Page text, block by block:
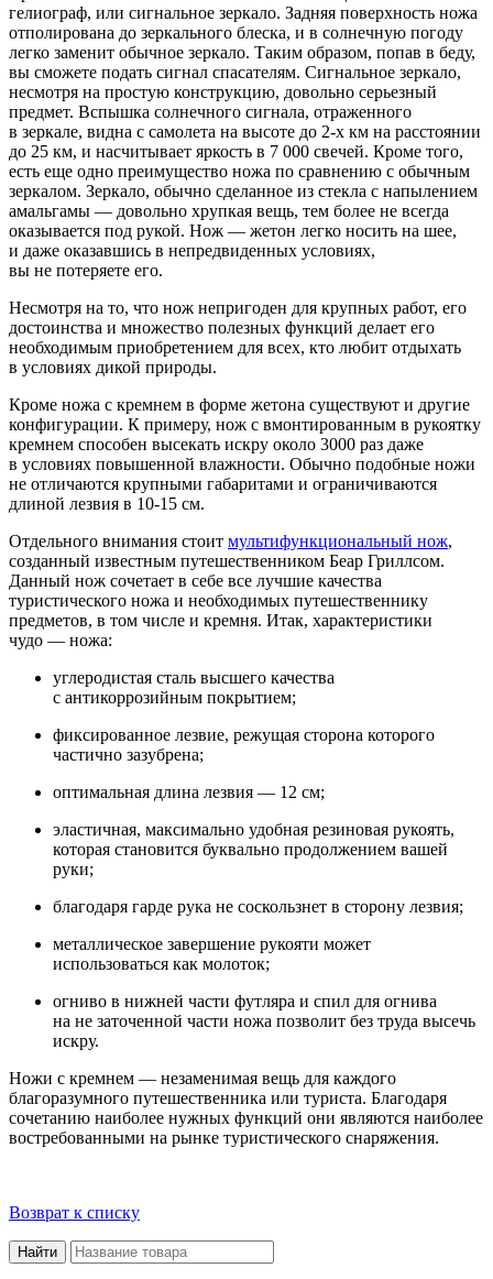
гелиограф, или сигнальное зеркало. Задняя поверхность ножа
отполирована до зеркального блеска, и в солнечную погоду
легко заменит обычное зеркало. Таким образом, попав в беду,
вы сможете подать сигнал спасателям. Сигнальное зеркало,
несмотря на простую конструкцию, довольно серьезный
предмет. Вспышка солнечного сигнала, отраженного
в зеркале, видна с самолета на высоте до 2-х км на расстоянии
до 25 км, и насчитывает яркость в 7 000 свечей. Кроме того,
есть еще одно преимущество ножа по сравнению с обычным
зеркалом. Зеркало, обычно сделанное из стекла с напылением
амальгамы — довольно хрупкая вещь, тем более не всегда
оказывается под рукой. Нож — жетон легко носить на шее,
и даже оказавшись в непредвиденных условиях,
вы не потеряете его.
Несмотря на то, что нож непригоден для крупных работ, его
достоинства и множество полезных функций делает его
необходимым приобретением для всех, кто любит отдыхать
в условиях дикой природы.
Кроме ножа с кремнем в форме жетона существуют и другие
конфигурации. К примеру, нож с вмонтированным в рукоятку
кремнем способен высекать искру около 3000 раз даже
в условиях повышенной влажности. Обычно подобные ножи
не отличаются крупными габаритами и ограничиваются
длиной лезвия в 10-15 см.
Отдельного внимания стоит мультифункциональный нож,
созданный известным путешественником Беар Гриллсом.
Данный нож сочетает в себе все лучшие качества
туристического ножа и необходимых путешественнику
предметов, в том числе и кремня. Итак, характеристики
чудо — ножа:
углеродистая сталь высшего качества
с антикоррозийным покрытием;
фиксированное лезвие, режущая сторона которого
частично зазубрена;
оптимальная длина лезвия — 12 см;
эластичная, максимально удобная резиновая рукоять,
которая становится буквально продолжением вашей
руки;
благодаря гарде рука не соскользнет в сторону лезвия;
металлическое завершение рукояти может
использоваться как молоток;
огниво в нижней части футляра и спил для огнива
на не заточенной части ножа позволит без труда высечь
искру.
Ножи с кремнем — незаменимая вещь для каждого
благоразумного путешественника или туриста. Благодаря
сочетанию наиболее нужных функций они являются наиболее
востребованными на рынке туристического снаряжения.
Возврат к списку